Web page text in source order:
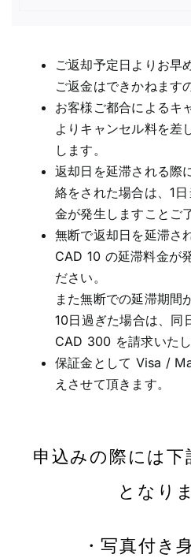
ご返却予定日よりお早
ご返金はできかねます
お客様ご都合によるキ
よりキャンセル料を差
します。
返却日を延滞される際
絡をされた場合は、1
金が発生しますことご
無断で返却日を延滞さ
CAD 10 の延滞料金が
ださい。
また無断での延滞期間
10日過ぎた場合は、同
CAD 300 を請求いたし
保証金として Visa /
えさせて頂きます。
申込みの際には
となり
・写真付き